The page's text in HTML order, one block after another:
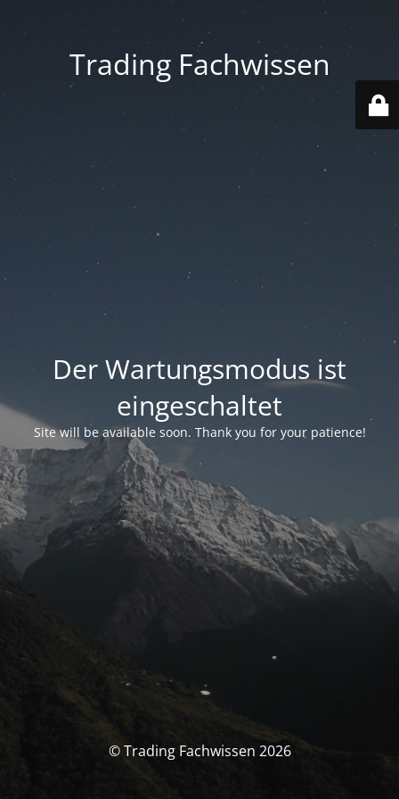
Trading Fachwissen
Der Wartungsmodus ist
eingeschaltet
Site will be available soon. Thank you for your patience!
© Trading Fachwissen 2026